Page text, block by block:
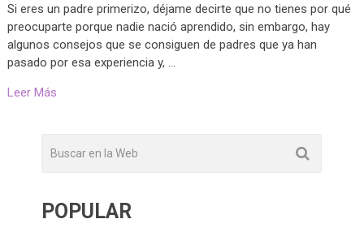
Si eres un padre primerizo, déjame decirte que no tienes por qué
preocuparte porque nadie nació aprendido, sin embargo, hay
algunos consejos que se consiguen de padres que ya han
pasado por esa experiencia y, …
Leer Más
POPULAR